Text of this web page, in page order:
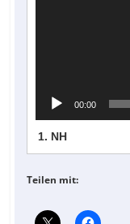
00:00
1. NH
Teilen mit: